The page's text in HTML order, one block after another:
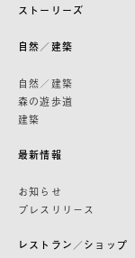
ストーリーズ
自然／建築
自然／建築
森の遊歩道
建築
最新情報
お知らせ
プレスリリース
レストラン／ショップ